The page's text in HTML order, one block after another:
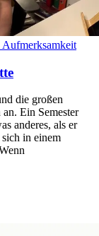
die großen
Ein Semester
anderes, als er
in einem